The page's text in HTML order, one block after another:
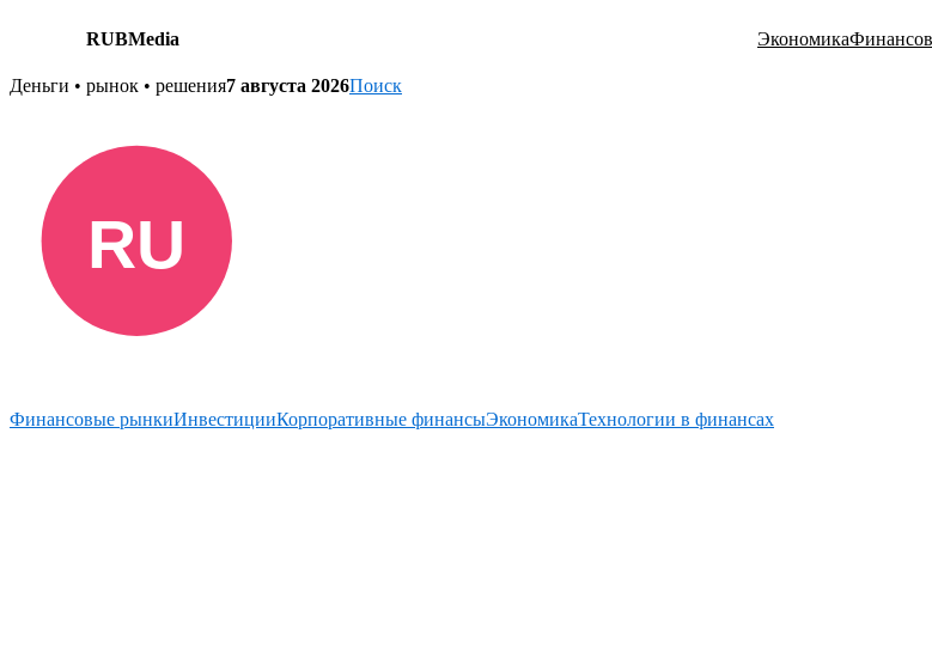
RUBMedia Экономика
Skip
Деньги • рынок • решения7 августа 2026Поиск
Финансовые рынкиИнвестицииКорпоративные финансыЭкономикаТехнологии в финансах